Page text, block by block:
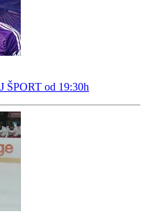
ŠPORT od 19:30h